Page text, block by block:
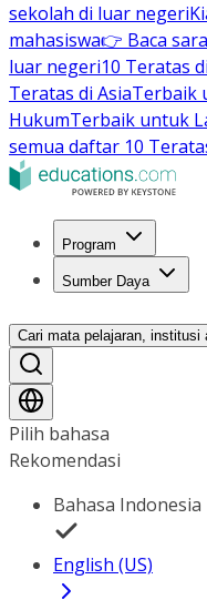
sekolah di luar negeri
mahasiswa👉 Baca
luar negeri10 Teratas
Teratas di AsiaTerbaik
HukumTerbaik untuk
semua daftar 10
Program
Sumber Daya
Cari mata pelajaran, institusi
Pilih bahasa
Rekomendasi
Bahasa Indonesia
English (US)